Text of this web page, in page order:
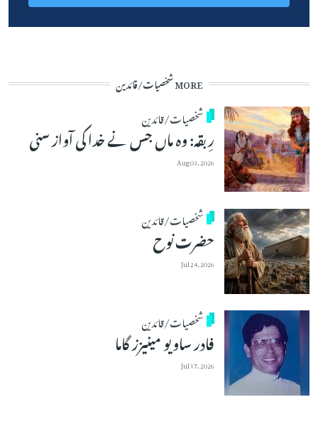
MORE شخصیات/قائدین
شخصیات/قائدین
رِبقہ: وہ ماں جس نے خدا کی آواز سنی
Aug 03, 2026
شخصیات/قائدین
حضرت نوح
Jul 24, 2026
شخصیات/قائدین
فادر ساویو مینیزز گاما
Jul 17, 2026